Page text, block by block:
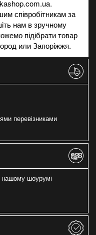
співробітникам за
нам в зручному
підібрати товар
или Запоріжжя.
перевізниками
нашому шоурумі